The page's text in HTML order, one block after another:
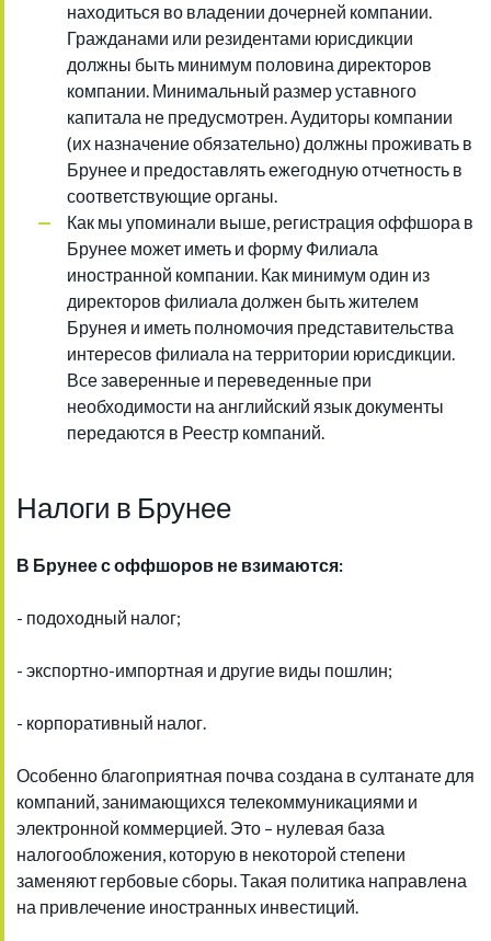
находиться во владении дочерней компании.
Гражданами или резидентами юрисдикции
должны быть минимум половина директоров
компании. Минимальный размер уставного
капитала не предусмотрен. Аудиторы компании
(их назначение обязательно) должны проживать в
Брунее и предоставлять ежегодную отчетность в
соответствующие органы.
Как мы упоминали выше, регистрация оффшора в
Брунее может иметь и форму Филиала
иностранной компании. Как минимум один из
директоров филиала должен быть жителем
Брунея и иметь полномочия представительства
интересов филиала на территории юрисдикции.
Все заверенные и переведенные при
необходимости на английский язык документы
передаются в Реестр компаний.
Налоги в Брунее
В Брунее с оффшоров не взимаются:
- подоходный налог;
- экспортно-импортная и другие виды пошлин;
- корпоративный налог.
Особенно благоприятная почва создана в султанате для
компаний, занимающихся телекоммуникациями и
электронной коммерцией. Это – нулевая база
налогообложения, которую в некоторой степени
заменяют гербовые сборы. Такая политика направлена
на привлечение иностранных инвестиций.